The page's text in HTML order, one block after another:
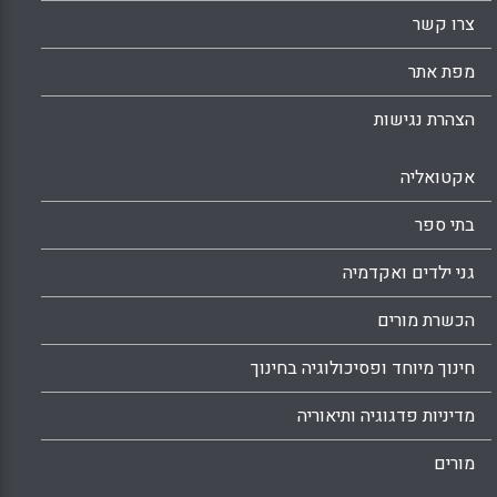
צרו קשר
מפת אתר
הצהרת נגישות
אקטואליה
בתי ספר
גני ילדים ואקדמיה
הכשרת מורים
חינוך מיוחד ופסיכולוגיה בחינוך
מדיניות פדגוגיה ותיאוריה
מורים